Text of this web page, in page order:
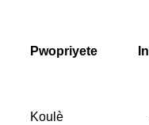
Pwopriyete
Koulè